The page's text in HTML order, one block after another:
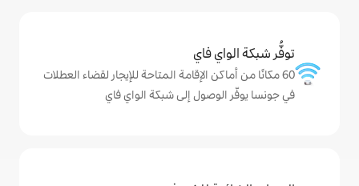
الإقامة المتاحة للإيجار لقضاء العطلات
إلى شبكة الواي فاي